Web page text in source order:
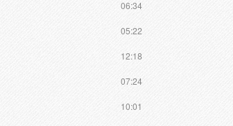
06:34
05:22
12:18
07:24
10:01